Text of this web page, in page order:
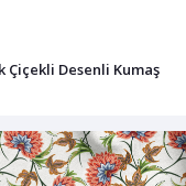
Çiçekli Desenli Kumaş